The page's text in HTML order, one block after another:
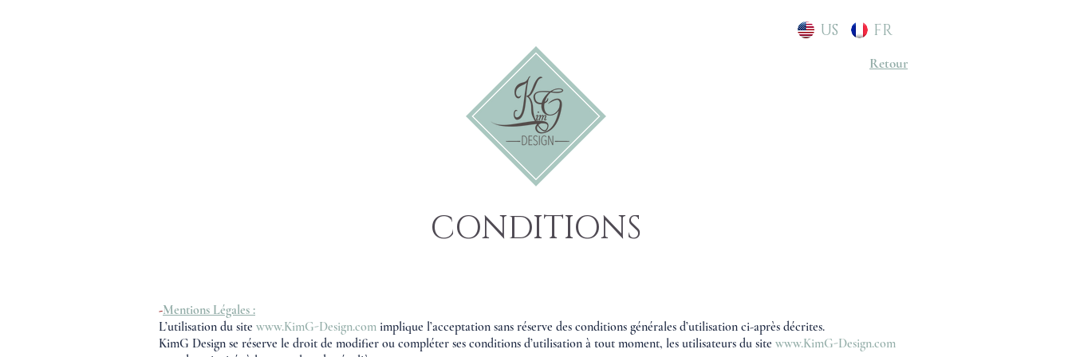
US FR
Retour
CONDITIONS
-Mentions Légales :
L’utilisation du site www.KimG-Design.com implique l’acceptation sans réserve des conditions générales d’utilisation ci-après décrites.
KimG Design se réserve le droit de modifier ou compléter ses conditions d’utilisation à tout moment, les utilisateurs du site www.KimG-Design.com